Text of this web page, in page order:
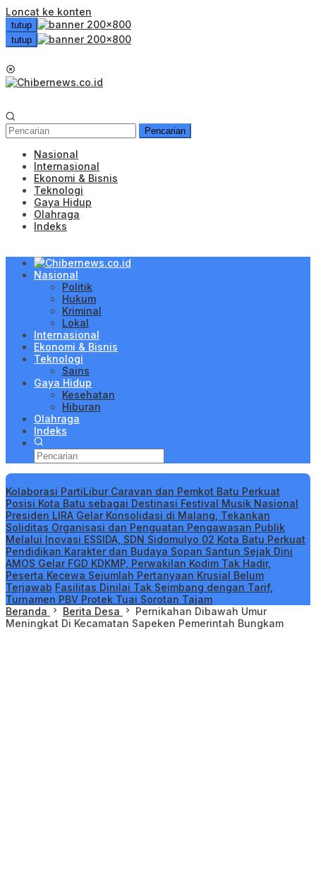
Loncat ke konten
tutup
tutup
Pencarian
Nasional
Internasional
Ekonomi & Bisnis
Teknologi
Gaya Hidup
Olahraga
Indeks
Nasional
Politik
Hukum
Kriminal
Lokal
Internasional
Ekonomi & Bisnis
Teknologi
Sains
Gaya Hidup
Kesehatan
Hiburan
Olahraga
Indeks
Berita Terbaru
Kolaborasi PartiLibur Caravan dan Pemkot Batu Perkuat
Posisi Kota Batu sebagai Destinasi Festival Musik Nasional
Presiden LIRA Gelar Konsolidasi di Malang, Tekankan
Soliditas Organisasi dan Penguatan Pengawasan Publik
Melalui Inovasi ESSIDA, SDN Sidomulyo 02 Kota Batu Perkuat
Pendidikan Karakter dan Budaya Sopan Santun Sejak Dini
AMOS Gelar FGD KDKMP, Perwakilan Kodim Tak Hadir,
Peserta Kecewa Sejumlah Pertanyaan Krusial Belum
Terjawab Fasilitas Dinilai Tak Seimbang dengan Tarif,
Turnamen PBV Protek Tuai Sorotan Tajam
Beranda
Berita Desa
Pernikahan Dibawah Umur
Meningkat Di Kecamatan Sapeken Pemerintah Bungkam